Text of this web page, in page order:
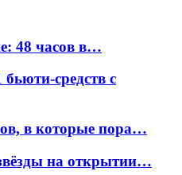
48 часов в…
средств с
в которые пора…
на открытии…